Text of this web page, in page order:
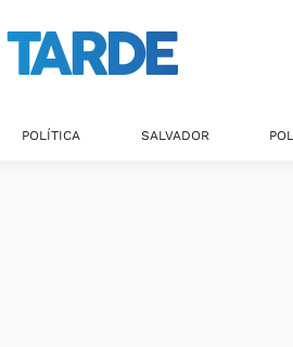
POLÍTICA SALVADOR